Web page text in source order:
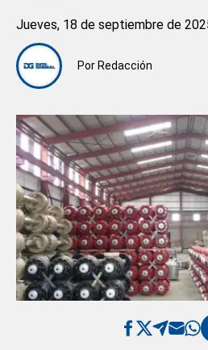
Por Redacción
Jueves, 18 de septiembre de